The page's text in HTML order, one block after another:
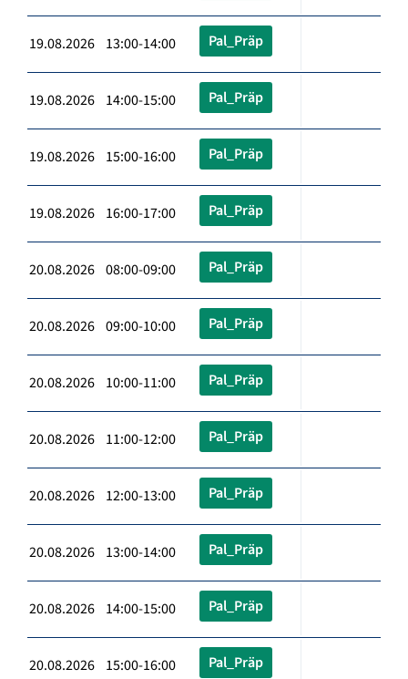
19.08.2026 13:00-14:00 Pal_Präp
19.08.2026 14:00-15:00 Pal_Präp
19.08.2026 15:00-16:00 Pal_Präp
19.08.2026 16:00-17:00 Pal_Präp
20.08.2026 08:00-09:00 Pal_Präp
20.08.2026 09:00-10:00 Pal_Präp
20.08.2026 10:00-11:00 Pal_Präp
20.08.2026 11:00-12:00 Pal_Präp
20.08.2026 12:00-13:00 Pal_Präp
20.08.2026 13:00-14:00 Pal_Präp
20.08.2026 14:00-15:00 Pal_Präp
20.08.2026 15:00-16:00 Pal_Präp